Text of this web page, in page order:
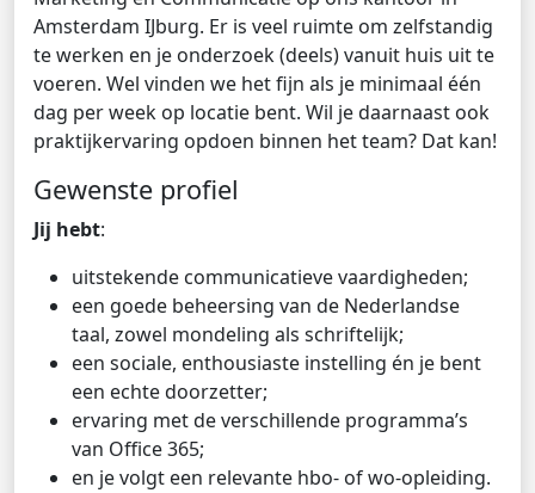
Amsterdam IJburg. Er is veel ruimte om zelfstandig
te werken en je onderzoek (deels) vanuit huis uit te
voeren. Wel vinden we het fijn als je minimaal één
dag per week op locatie bent. Wil je daarnaast ook
praktijkervaring opdoen binnen het team? Dat kan!
Gewenste profiel
Jij hebt:
uitstekende communicatieve vaardigheden;
een goede beheersing van de Nederlandse
taal, zowel mondeling als schriftelijk;
een sociale, enthousiaste instelling én je bent
een echte doorzetter;
ervaring met de verschillende programma’s
van Office 365;
en je volgt een relevante hbo- of wo-opleiding.